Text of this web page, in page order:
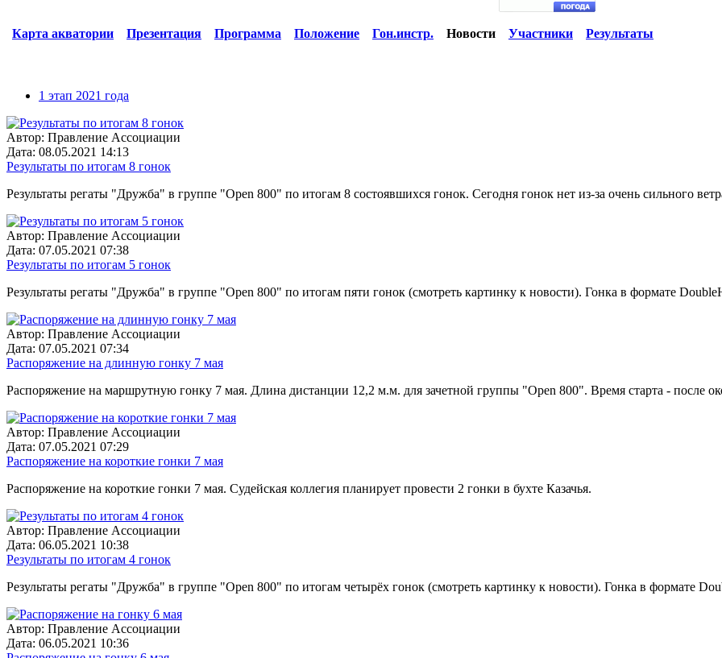
Карта акватории Презентация Программа Положение Гон.инстр. Новости Участники Результаты
1 этап 2021 года
Автор: Правление Ассоциации
Дата: 08.05.2021 14:13
Результаты по итогам 8 гонок
Результаты регаты "Дружба" в группе "Open 800" по итогам 8 состоявшихся гонок. Сегодня гонок нет из-за очень сильного
Автор: Правление Ассоциации
Дата: 07.05.2021 07:38
Результаты по итогам 5 гонок
Результаты регаты "Дружба" в группе "Open 800" по итогам пяти гонок (смотреть картинку к новости). Гонка в формате
Автор: Правление Ассоциации
Дата: 07.05.2021 07:34
Распоряжение на длинную гонку 7 мая
Распоряжение на маршрутную гонку 7 мая. Длина дистанции 12,2 м.м. для зачетной группы "Open 800". Время старта - после
Автор: Правление Ассоциации
Дата: 07.05.2021 07:29
Распоряжение на короткие гонки 7 мая
Распоряжение на короткие гонки 7 мая. Судейская коллегия планирует провести 2 гонки в бухте Казачья.
Автор: Правление Ассоциации
Дата: 06.05.2021 10:38
Результаты по итогам 4 гонок
Результаты регаты "Дружба" в группе "Open 800" по итогам четырёх гонок (смотреть картинку к новости). Гонка в формате
Автор: Правление Ассоциации
Дата: 06.05.2021 10:36